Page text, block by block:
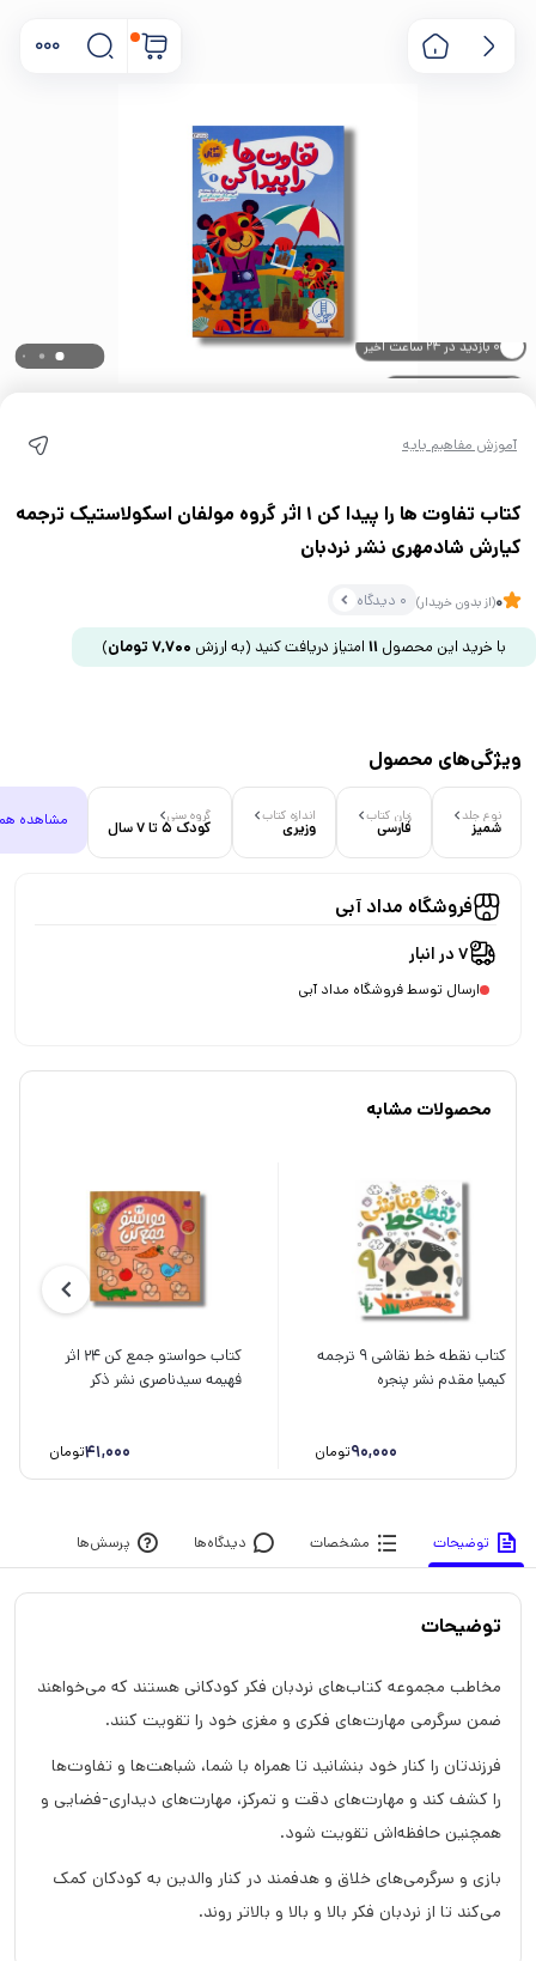
۰ خریدار در ۱ ماه اخیر
آموزش مفاهیم پایه
کتاب تفاوت ها را پیدا کن 1 اثر گروه مولفان اسکولاستیک ترجمه
کیارش شادمهری نشر نردبان
0(از بدون خریدار) 0 دیدگاه
با خرید این محصول 11 امتیاز دریافت کنید (به ارزش 7,700 تومان)
ویژگی‌های محصول
نوع جلد
شمیز
زبان کتاب
فارسی
اندازه کتاب
وزیری
گروه سنی
کودک 5 تا 7 سال مشاهده
فروشگاه مداد آبی
7 در انبار
ارسال توسط فروشگاه مداد آبی
محصولات مشابه
کتاب نقطه خط نقاشی 9 ترجمه
کیمیا مقدم نشر پنجره
90,000تومان
کتاب حواستو جمع کن 24 اثر
فهیمه سیدناصری نشر ذکر
41,000تومان
توضیحات مشخصات دیدگاه‌ها پرسش‌ها
توضیحات
مخاطب مجموعه کتاب‌های نردبان فکر کودکانی هستند که می‌خواهند
ضمن سرگرمی مهارت‌های فکری و مغزی خود را تقویت کنند.
فرزندتان را کنار خود بنشانید تا همراه با شما، شباهت‌ها و تفاوت‌ها
را کشف کند و مهارت‌های دقت و تمرکز، مهارت‌های دیداری-فضایی و
همچنین حافظه‌اش تقویت شود.
بازی و سرگرمی‌های خلاق و هدفمند در کنار والدین به کودکان کمک
می‌کند تا از نردبان فکر بالا و بالا و بالاتر روند.